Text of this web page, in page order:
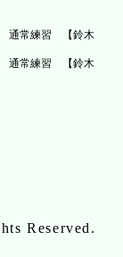
通常練習 【鈴木
通常練習 【鈴木
Reserved.